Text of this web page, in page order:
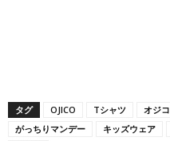
タグ OJICO Tシャツ オジコ
がっちりマンデー
キッズウェア